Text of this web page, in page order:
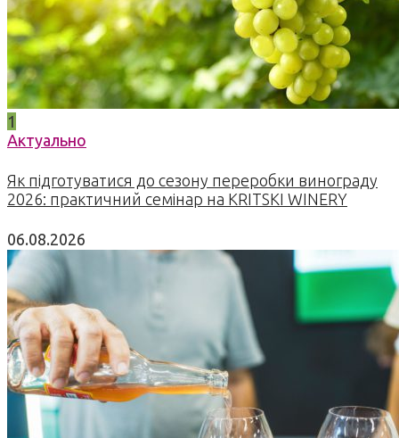
1
Актуально
Як підготуватися до сезону переробки винограду
2026: практичний семінар на KRITSKI WINERY
06.08.2026